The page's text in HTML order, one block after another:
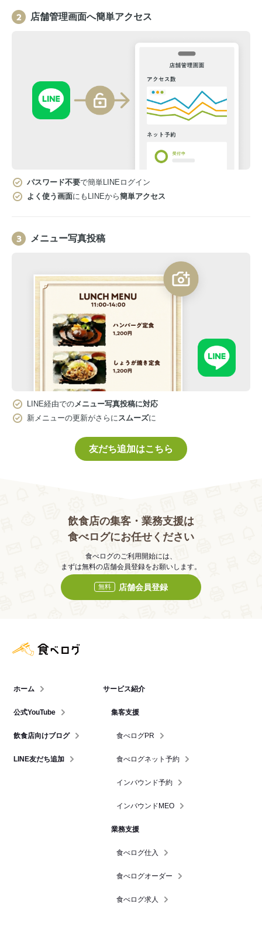
店舗管理画面へ簡単アクセス
パスワード不要で簡単LINEログイン
よく使う画面にもLINEから簡単アクセス
メニュー写真投稿
LINE経由でのメニュー写真投稿に対応
新メニューの更新がさらにスムーズに
友だち追加はこちら
飲食店の集客・業務支援は
食べログにお任せください
食べログのご利用開始には、
まずは無料の店舗会員登録をお願いします。
無料 店舗会員登録
ホーム
公式YouTube
飲食店向けブログ
LINE友だち追加
サービス紹介
集客支援
食べログPR
食べログネット予約
インバウンド予約
インバウンドMEO
業務支援
食べログ仕入
食べログオーダー
食べログ求人